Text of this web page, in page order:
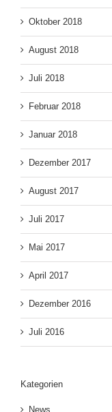
Oktober 2018
August 2018
Juli 2018
Februar 2018
Januar 2018
Dezember 2017
August 2017
Juli 2017
Mai 2017
April 2017
Dezember 2016
Juli 2016
Kategorien
News